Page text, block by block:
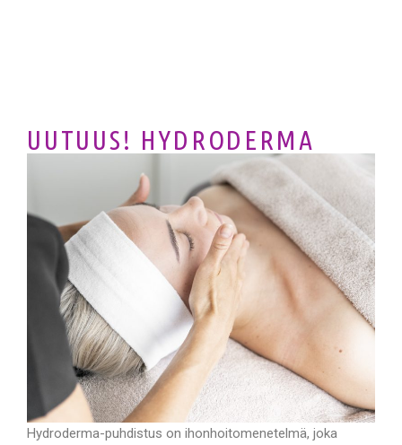
UUTUUS! HYDRODERMA
Hydroderma-puhdistus on ihonhoitomenetelmä, joka